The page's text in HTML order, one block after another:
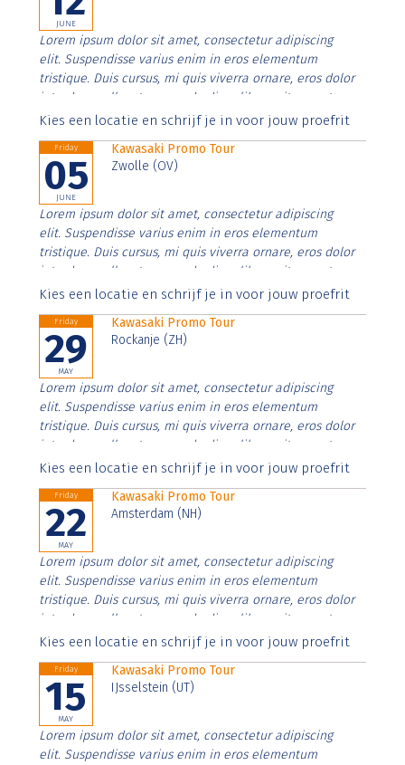
JUNE
Lorem ipsum dolor sit amet, consectetur adipiscing
elit. Suspendisse varius enim in eros elementum
tristique. Duis cursus, mi quis viverra ornare, eros dolor
interdum nulla, ut commodo diam libero vitae erat.
Aenean faucibus nibh et justo cursus id rutrum lorem
Kies een locatie en schrijf je in voor jouw proefrit
Friday
05
JUNE
Kawasaki Promo Tour
Zwolle (OV)
Lorem ipsum dolor sit amet, consectetur adipiscing
elit. Suspendisse varius enim in eros elementum
tristique. Duis cursus, mi quis viverra ornare, eros dolor
interdum nulla, ut commodo diam libero vitae erat.
Aenean faucibus nibh et justo cursus id rutrum lorem
Kies een locatie en schrijf je in voor jouw proefrit
Friday
29
MAY
Kawasaki Promo Tour
Rockanje (ZH)
Lorem ipsum dolor sit amet, consectetur adipiscing
elit. Suspendisse varius enim in eros elementum
tristique. Duis cursus, mi quis viverra ornare, eros dolor
interdum nulla, ut commodo diam libero vitae erat.
Aenean faucibus nibh et justo cursus id rutrum lorem
Kies een locatie en schrijf je in voor jouw proefrit
Friday
22
MAY
Kawasaki Promo Tour
Amsterdam (NH)
Lorem ipsum dolor sit amet, consectetur adipiscing
elit. Suspendisse varius enim in eros elementum
tristique. Duis cursus, mi quis viverra ornare, eros dolor
interdum nulla, ut commodo diam libero vitae erat.
Aenean faucibus nibh et justo cursus id rutrum lorem
Kies een locatie en schrijf je in voor jouw proefrit
Friday
15
MAY
Kawasaki Promo Tour
IJsselstein (UT)
Lorem ipsum dolor sit amet, consectetur adipiscing
elit. Suspendisse varius enim in eros elementum